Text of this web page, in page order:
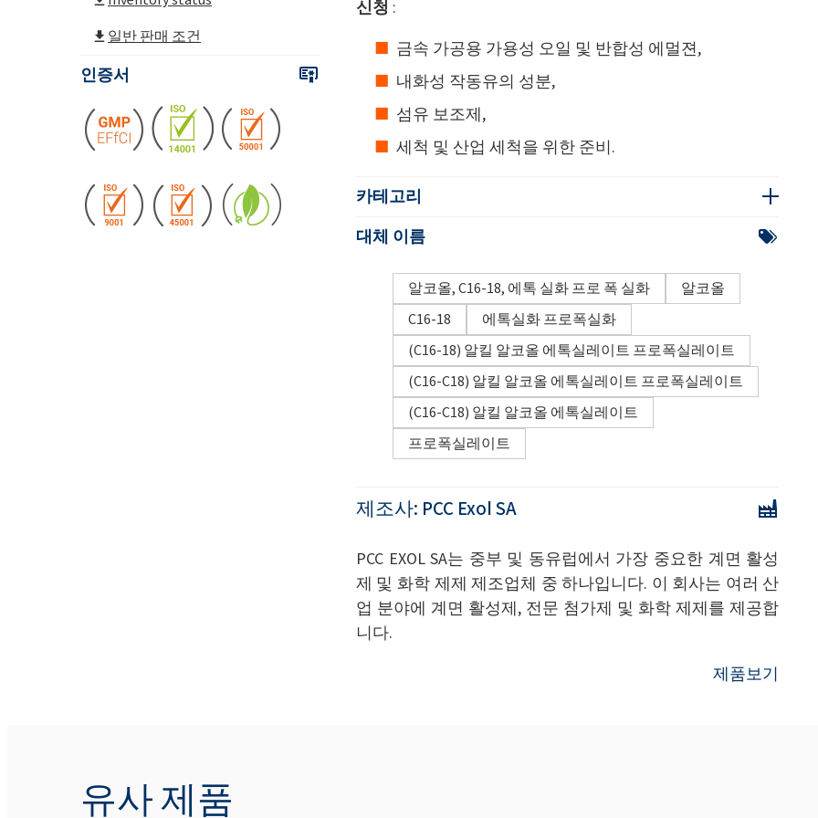
일반 판매 조건
인증서
신청 :
금속 가공용 가용성 오일 및 반합성 에멀젼,
내화성 작동유의 성분,
섬유 보조제,
세척 및 산업 세척을 위한 준비.
카테고리
대체 이름
알코올, C16-18, 에톡 실화 프로 폭 실화
알코올
C16-18
에톡실화 프로폭실화
(C16-18) 알킬 알코올 에톡실레이트 프로폭실레이트
(C16-C18) 알킬 알코올 에톡실레이트 프로폭실레이트
(C16-C18) 알킬 알코올 에톡실레이트
프로폭실레이트
제조사: PCC Exol SA
PCC EXOL SA는 중부 및 동유럽에서 가장 중요한 계면 활성
제 및 화학 제제 제조업체 중 하나입니다. 이 회사는 여러 산
업 분야에 계면 활성제, 전문 첨가제 및 화학 제제를 제공합
니다.
제품보기
유사 제품